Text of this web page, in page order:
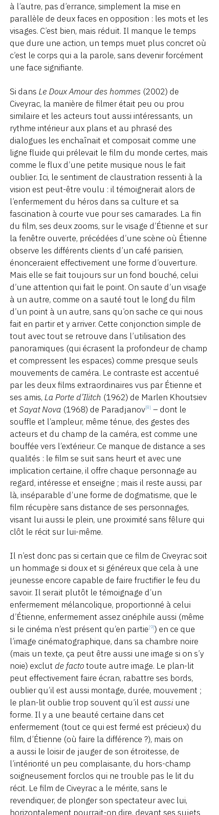
à l’autre, pas d’errance, simplement la mise en
parallèle de deux faces en opposition : les mots et les
visages. C’est bien, mais réduit. Il manque le temps
que dure une action, un temps muet plus concret où
c’est le corps qui a la parole, sans devenir forcément
une face signifiante.
Si dans Le Doux Amour des hommes (2002) de
Civeyrac, la manière de filmer était peu ou prou
similaire et les acteurs tout aussi intéressants, un
rythme intérieur aux plans et au phrasé des
dialogues les enchaînait et composait comme une
ligne fluide qui prélevait le film du monde certes, mais
comme le flux d’une petite musique nous le fait
oublier. Ici, le sentiment de claustration ressenti à la
vision est peut-être voulu : il témoignerait alors de
l’enfermement du héros dans sa culture et sa
fascination à courte vue pour ses camarades. La fin
du film, ses deux zooms, sur le visage d’Étienne et sur
la fenêtre ouverte, précédées d’une scène où Étienne
observe les différents clients d’un café parisien,
énonceraient effectivement une forme d’ouverture.
Mais elle se fait toujours sur un fond bouché, celui
d’une attention qui fait le point. On saute d’un visage
à un autre, comme on a sauté tout le long du film
d’un point à un autre, sans qu’on sache ce qui nous
fait en partir et y arriver. Cette conjonction simple de
tout avec tout se retrouve dans l’utilisation des
panoramiques (qui écrasent la profondeur de champ
et compressent les espaces) comme presque seuls
mouvements de caméra. Le contraste est accentué
par les deux films extraordinaires vus par Étienne et
ses amis, La Porte d’Ilitch (1962) de Marlen Khoutsiev
et Sayat Nova (1968) de Paradjanov[8] – dont le
souffle et l’ampleur, même ténue, des gestes des
acteurs et du champ de la caméra, est comme une
bouffée vers l’extérieur. Ce manque de distance a ses
qualités : le film se suit sans heurt et avec une
implication certaine, il offre chaque personnage au
regard, intéresse et enseigne ; mais il reste aussi, par
là, inséparable d’une forme de dogmatisme, que le
film récupère sans distance de ses personnages,
visant lui aussi le plein, une proximité sans fêlure qui
clôt le récit sur lui-même.
Il n’est donc pas si certain que ce film de Civeyrac soit
un hommage si doux et si généreux que cela à une
jeunesse encore capable de faire fructifier le feu du
savoir. Il serait plutôt le témoignage d’un
enfermement mélancolique, proportionné à celui
d’Étienne, enfermement assez cinéphile aussi (même
si le cinéma n’est présent qu’en partie[9]) en ce que
l’image cinématographique, dans sa chambre noire
(mais un texte, ça peut être aussi une image si on s’y
noie) exclut de factotoute autre image. Le plan-lit
peut effectivement faire écran, rabattre ses bords,
oublier qu’il est aussi montage, durée, mouvement ;
le plan-lit oublie trop souvent qu’il est aussiune
forme. Il y a une beauté certaine dans cet
enfermement (tout ce qui est fermé est précieux) du
film, d’Étienne (où faire la différence ?), mais on
a aussi le loisir de jauger de son étroitesse, de
l’intériorité un peu complaisante, du hors-champ
soigneusement forclos qui ne trouble pas le lit du
récit. Le film de Civeyrac a le mérite, sans le
revendiquer, de plonger son spectateur avec lui,
horizontalement pourrait-on dire, devant ses sujets